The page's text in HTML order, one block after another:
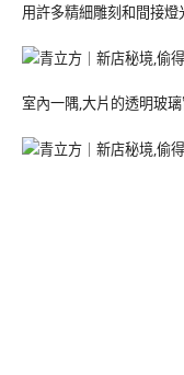
用許多精細雕刻和間接
室內一隅,大片的透明玻